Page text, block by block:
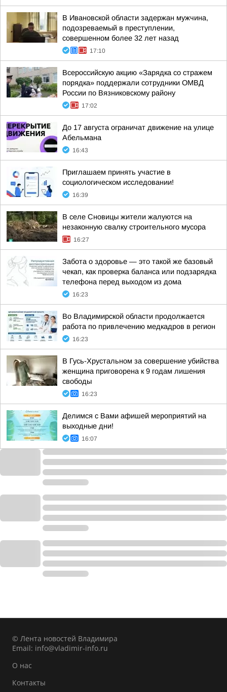
В Ивановской области задержан мужчина,
подозреваемый в преступлении,
совершенном более 32 лет назад
17:10
Всероссийскую акцию «Зарядка со стражем
порядка» поддержали сотрудники ОМВД
России по Вязниковскому району
17:02
До 17 августа ограничат движение на улице
Абельмана
16:43
Приглашаем принять участие в
социологическом исследовании!
16:39
В селе Сновицы жители жалуются на
незаконную свалку строительного мусора
16:27
Забота о здоровье — это такой же базовый
чекап, как проверка баланса или подзарядка
телефона перед выходом из дома
16:23
Во Владимирской области продолжается
работа по привлечению медкадров в регион
16:23
В Гусь-Хрустальном за совершение убийства
женщина приговорена к 9 годам лишения
свободы
16:23
Делимся с Вами афишей мероприятий на
выходные дни!
16:07
© Лента новостей Владимира
Email: info@vladimir-info.ru
О нас
Контакты